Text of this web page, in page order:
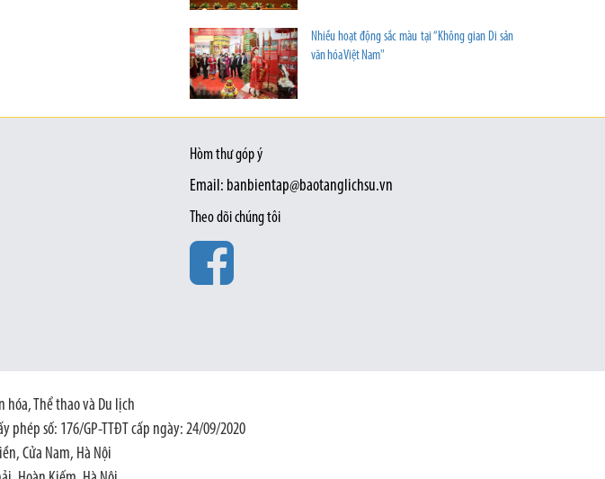
Nhiều hoạt động sắc màu tại “Không gian Di sản
văn hóa Việt Nam"
Hòm thư góp ý
Email: banbientap@baotanglichsu.vn
Theo dõi chúng tôi
hóa, Thể thao và Du lịch
phép số: 176/GP-TTĐT cấp ngày: 24/09/2020
Cửa Nam, Hà Nội